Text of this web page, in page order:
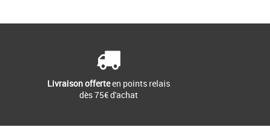
Livraison offerteen points relais
dès 75€ d'achat